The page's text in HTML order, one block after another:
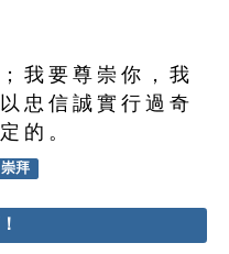
我 要 尊 崇 你 ， 我
忠 信 誠 實 行 過 奇
的 。
崇拜